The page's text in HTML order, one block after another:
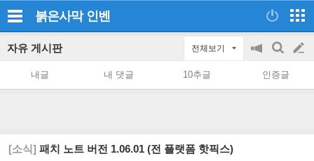
붉은사막 인벤
자유 게시판 전체보기
공
on/off
검
색
글
쓰
내글 내 댓글 10추글 인증글
[소식] 패치 노트 버전 1.06.01 (전 플랫폼 핫픽스)